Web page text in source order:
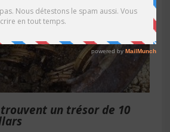
un trésor de 10